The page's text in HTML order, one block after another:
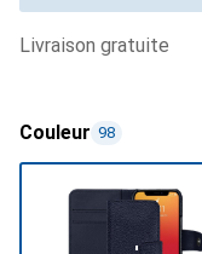
livraison gratuite
Couleur 98